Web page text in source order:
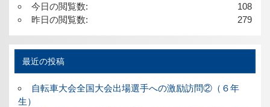
108
今日の閲覧数:
279
昨日の閲覧数:
最近の投稿
自転車大会全国大会出場選手への激励訪問②（６年
生）